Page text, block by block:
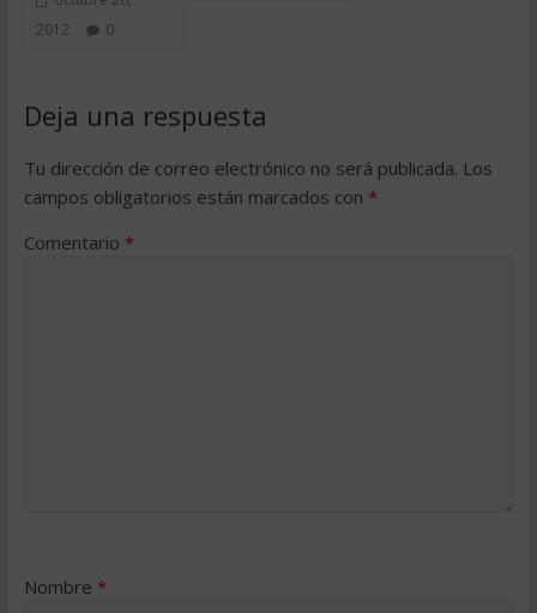
2012
0
Deja una respuesta
Tu dirección de correo electrónico no será publicada. Los
campos obligatorios están marcados con *
Comentario *
Nombre *